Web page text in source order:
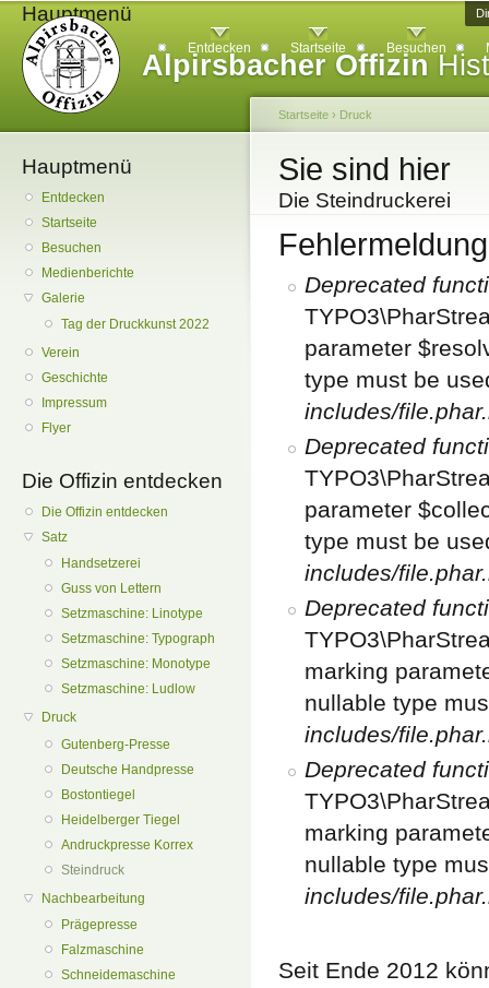
Alpirsbacher Offizin
Hauptmenü
Entdecken Startseite Besuchen
Hauptmenü
Entdecken
Startseite
Besuchen
Medienberichte
Galerie
Tag der Druckkunst 2022
Verein
Geschichte
Impressum
Flyer
Die Offizin entdecken
Die Offizin entdecken
Satz
Handsetzerei
Guss von Lettern
Setzmaschine: Linotype
Setzmaschine: Typograph
Setzmaschine: Monotype
Setzmaschine: Ludlow
Druck
Gutenberg-Presse
Deutsche Handpresse
Bostontiegel
Heidelberger Tiegel
Andruckpresse Korrex
Steindruck
Nachbearbeitung
Prägepresse
Falzmaschine
Schneidemaschine
Sie sind hier
Startseite › Druck
Die Steindruckerei
Fehlermeldung
Deprecated
parameter
type must be
includes/
Deprecated
parameter
type must be
includes/
Deprecated
marking
nullable type
includes/
Deprecated
marking
nullable type
includes/
Seit Ende 2012